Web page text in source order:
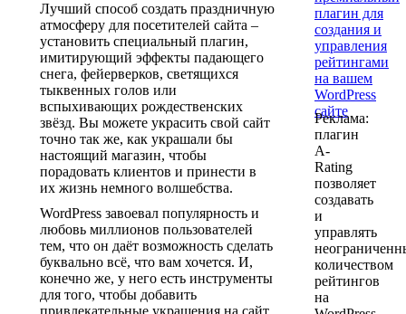
Лучший способ создать праздничную
атмосферу для посетителей сайта –
установить специальный плагин,
имитирующий эффекты падающего
снега, фейерверков, светящихся
тыквенных голов или
вспыхивающих рождественских
звёзд. Вы можете украсить свой сайт
точно так же, как украшали бы
настоящий магазин, чтобы
порадовать клиентов и принести в
их жизнь немного волшебства.
WordPress завоевал популярность и
любовь миллионов пользователей
тем, что он даёт возможность сделать
буквально всё, что вам хочется. И,
конечно же, у него есть инструменты
для того, чтобы добавить
привлекательные украшения на сайт
Реклама:
плагин
A-
Rating
позволяет
создавать
и
управлять
количеством
рейтингов
на